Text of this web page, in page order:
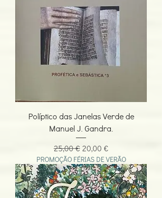
Políptico das Janelas Verde de
Manuel J. Gandra.
Preço normal
25,00 € Preço promocional
20,00 €
PROMOÇÃO FÉRIAS DE VERÃO